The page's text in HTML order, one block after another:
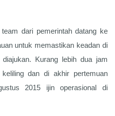
dari pemerintah datang ke
untuk memastikan keadan di
Kurang lebih dua jam
dan di akhir pertemuan
2015 ijin operasional di